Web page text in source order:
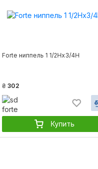
Forte ниппель 1 1/2Нх3/4Н
₴ 302
Купить